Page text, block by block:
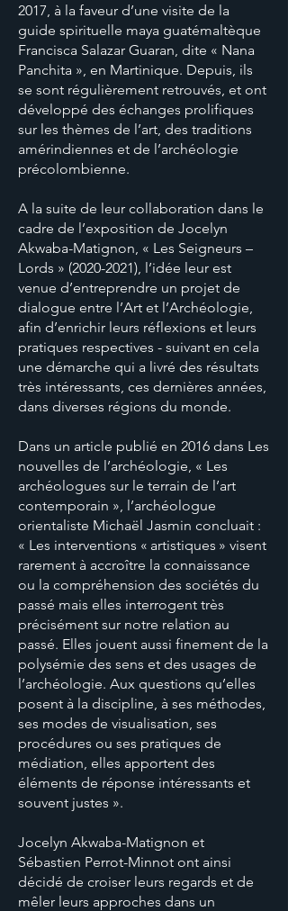
2017, à la faveur d’une visite de la
guide spirituelle maya guatémaltèque
Francisca Salazar Guaran, dite « Nana
Panchita », en Martinique. Depuis, ils
se sont régulièrement retrouvés, et ont
développé des échanges prolifiques
sur les thèmes de l’art, des traditions
amérindiennes et de l’archéologie
précolombienne.
A la suite de leur collaboration dans le
cadre de l’exposition de Jocelyn
Akwaba-Matignon, « Les Seigneurs –
Lords » (2020-2021), l’idée leur est
venue d’entreprendre un projet de
dialogue entre l’Art et l’Archéologie,
afin d’enrichir leurs réflexions et leurs
pratiques respectives - suivant en cela
une démarche qui a livré des résultats
très intéressants, ces dernières années,
dans diverses régions du monde.
Dans un article publié en 2016 dans Les
nouvelles de l’archéologie, « Les
archéologues sur le terrain de l’art
contemporain », l’archéologue
orientaliste Michaël Jasmin concluait :
« Les interventions « artistiques » visent
rarement à accroître la connaissance
ou la compréhension des sociétés du
passé mais elles interrogent très
précisément sur notre relation au
passé. Elles jouent aussi finement de la
polysémie des sens et des usages de
l’archéologie. Aux questions qu’elles
posent à la discipline, à ses méthodes,
ses modes de visualisation, ses
procédures ou ses pratiques de
médiation, elles apportent des
éléments de réponse intéressants et
souvent justes ».
Jocelyn Akwaba-Matignon et
Sébastien Perrot-Minnot ont ainsi
décidé de croiser leurs regards et de
mêler leurs approches dans un